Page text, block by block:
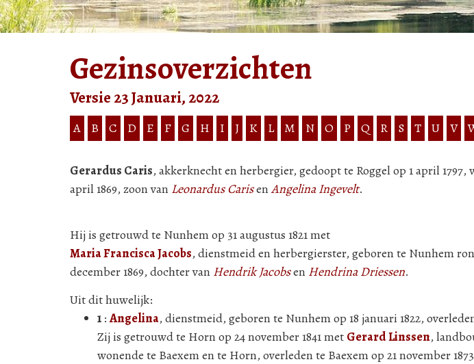
Gezinsoverzichten
Versie 23 Januari, 2022
A B C D E F G H I J K L M N O P Q R S T U V
Gerardus Caris, akkerknecht en herbergier, gedoopt te Roggel op 1 april
april 1869, zoon van Leonardus CarisenAngelina Ingevelt.
Hij is getrouwd te Nunhem op 31 augustus 1821 met
Maria Francisca Jacobs, dienstmeid en herbergierster, geboren te Nunhem
december 1869, dochter van Hendrik Jacobsen Hendrina Driessen.
Uit dit huwelijk:
1 :Angelina, dienstmeid, geboren te Nunhem op 18 januari 1822,
Zij is getrouwd te Horn op 24 november 1841 met Gerard Linssen,
wonende te Baexem en te Horn, overleden te Baexem op 21 november